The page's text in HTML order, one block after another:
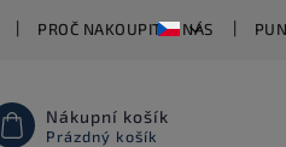
PROČ NAKOUPIT U NÁS
Nákupní košík
Prázdný košík